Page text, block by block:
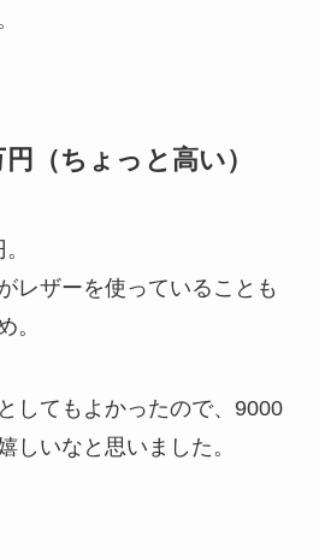
（ちょっと高い）
レザーを使っていることも
。
してもよかったので、9000
しいなと思いました。